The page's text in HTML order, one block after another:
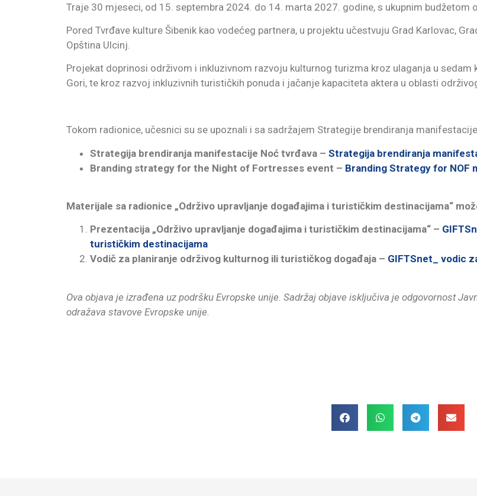
Traje 30 mjeseci, od 15. septembra 2024. do 14. marta 2027. godine, s ukupnim budžetom
Pored Tvrđave kulture Šibenik kao vodećeg partnera, u projektu učestvuju Grad Karlovac,
Opština Ulcinj.
Projekat doprinosi održivom i inkluzivnom razvoju kulturnog turizma kroz ulaganja u sedam
Gori, te kroz razvoj inkluzivnih turističkih ponuda i jačanje kapaciteta aktera u oblasti
Tokom radionice, učesnici su se upoznali i sa sadržajem Strategije brendiranja
Strategija brendiranja manifestacije Noć tvrđava – Strategija brendiranja
Branding strategy for the Night of Fortresses event – Branding Strategy for NOF
Materijale sa radionice „Održivo upravljanje događajima i turističkim destinacijama“
Prezentacija „Održivo upravljanje događajima i turističkim destinacijama“ –
turističkim destinacijama
Vodič za planiranje održivog kulturnog ili turističkog događaja – GIFTSnet_ vodic
Ova objava je izrađena uz podršku Evropske unije. Sadržaj objave isključiva je odgovornost
odražava stavove Evropske unije.